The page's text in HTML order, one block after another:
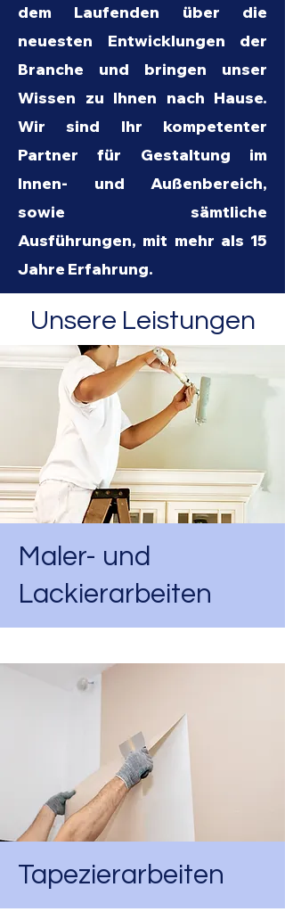
dem Laufenden über die
neuesten Entwicklungen der
Branche und bringen unser
Wissen zu Ihnen nach Hause.
Wir sind Ihr kompetenter
Partner für Gestaltung im
Innen- und Außenbereich,
sowie sämtliche
Ausführungen, mit mehr als 15
Jahre Erfahrung.
Unsere Leistungen
Maler- und
Lackierarbeiten
Tapezierarbeiten